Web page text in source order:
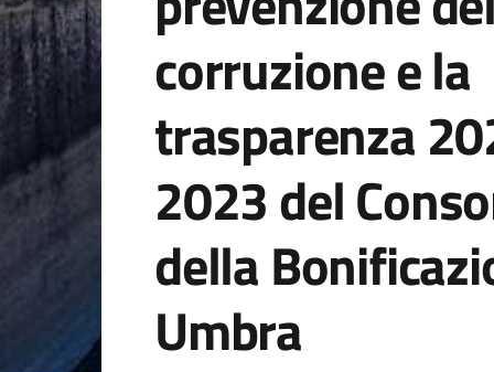
corruzione e la
trasparenza
2023 del
della
Umbra